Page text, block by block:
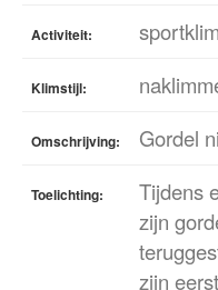
Activiteit:
Klimstijl:
Omschrijving: Gordel
Toelichting:
Tijdens
zijn
zijn